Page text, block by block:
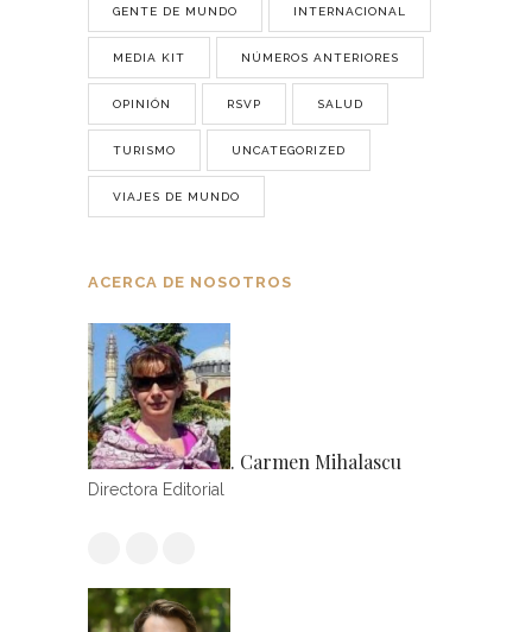
GENTE DE MUNDO INTERNACIONAL
MEDIA KIT NÚMEROS ANTERIORES
OPINIÓN RSVP SALUD
TURISMO UNCATEGORIZED
VIAJES DE MUNDO
ACERCA DE NOSOTROS
. Carmen Mihalascu
Directora Editorial